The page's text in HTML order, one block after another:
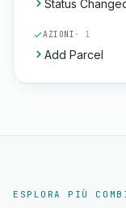
Status
AZIONI · 1
Add Parcel
ESPLORA PIÙ